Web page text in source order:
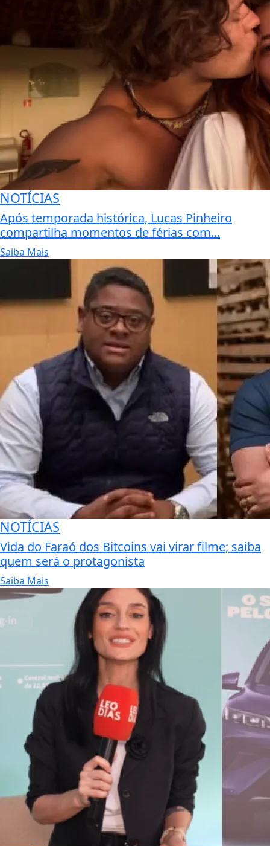
NOTÍCIAS
Após temporada histórica, Lucas Pinheiro
compartilha momentos de férias com...
Saiba Mais
NOTÍCIAS
Vida do Faraó dos Bitcoins vai virar filme; saiba
quem será o protagonista
Saiba Mais